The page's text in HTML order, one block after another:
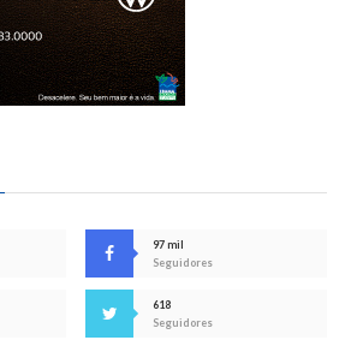
97 mil
Seguidores
618
Seguidores